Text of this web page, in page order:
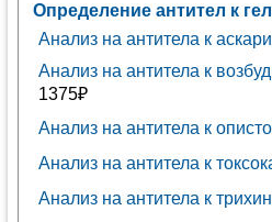
Определение антител к
Анализ на антитела к
Анализ на антитела к
1375₽
Анализ на антитела к
Анализ на антитела к
Анализ на антитела к